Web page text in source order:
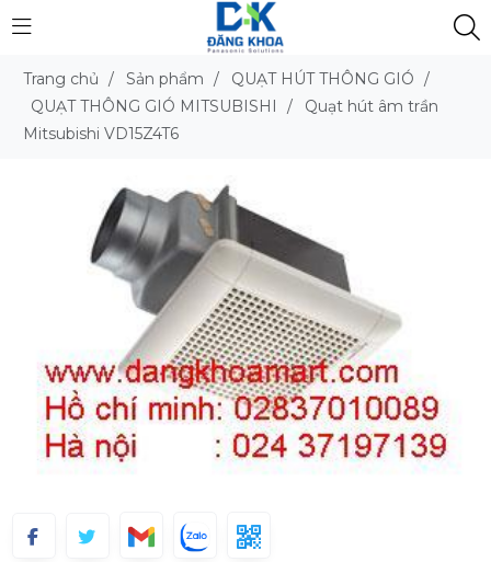
Trang chủ / Sản phẩm / QUẠT HÚT THÔNG GIÓ /
QUẠT THÔNG GIÓ MITSUBISHI
/
Quạt hút âm trần
Mitsubishi VD15Z4T6